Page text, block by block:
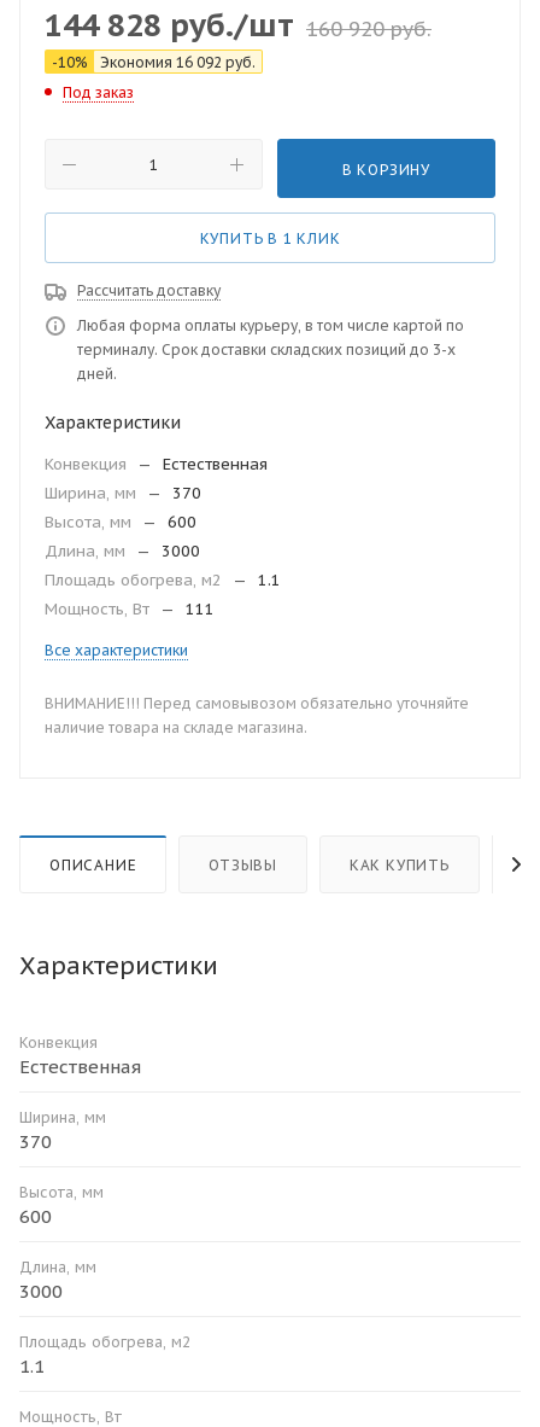
144 828 руб./шт 160 920руб.
-10% Экономия 16 092 руб.
Под заказ
В КОРЗИНУ
КУПИТЬ В 1 КЛИК
Рассчитать доставку
Любая форма оплаты курьеру, в том числе картой по
терминалу. Срок доставки складских позиций до 3-х
дней.
Характеристики
Конвекция —
Естественная
Ширина, мм
—
370
Высота, мм
—
600
Длина, мм
—
3000
Площадь обогрева, м2
—
1.1
Мощность, Вт
— 111
Все характеристики
ВНИМАНИЕ!!! Перед самовывозом обязательно уточняйте
наличие товара на складе магазина.
ОПИСАНИЕ ОТЗЫВЫ КАК КУПИТЬ
Характеристики
Конвекция
Естественная
Ширина, мм
370
Высота, мм
600
Длина, мм
3000
Площадь обогрева, м2
1.1
Мощность, Вт